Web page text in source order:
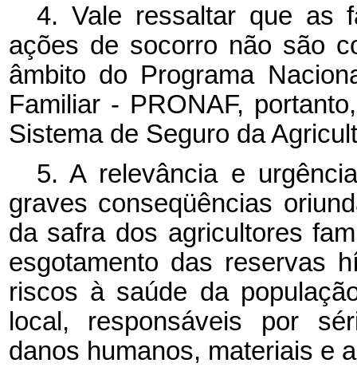
4. Vale ressaltar que as
ações de socorro não são
âmbito do Programa
Familiar - PRONAF,
Sistema de Seguro da
5. A relevância e
graves conseqüências
da safra dos agricultores
esgotamento das reservas
riscos à saúde da
local, responsáveis por
danos humanos, materiais e